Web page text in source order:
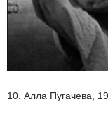
10. Алла Пугачева,